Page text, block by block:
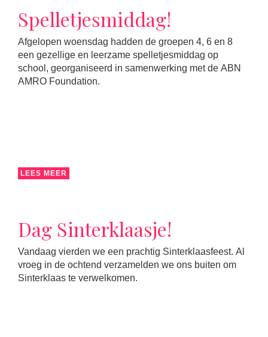
Spelletjesmiddag!
Afgelopen woensdag hadden de groepen 4, 6 en 8
een gezellige en leerzame spelletjesmiddag op
school, georganiseerd in samenwerking met de ABN
AMRO Foundation.
LEES MEER
Dag Sinterklaasje!
Vandaag vierden we een prachtig Sinterklaasfeest. Al
vroeg in de ochtend verzamelden we ons buiten om
Sinterklaas te verwelkomen.